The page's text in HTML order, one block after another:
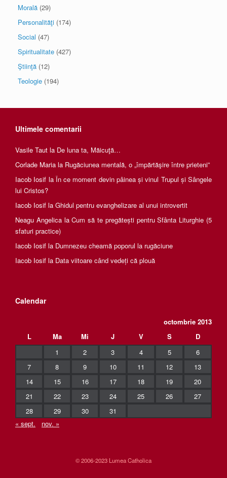
Morală (29)
Personalităţi (174)
Social (47)
Spiritualitate (427)
Ştiinţă (12)
Teologie (194)
Ultimele comentarii
Vasile Taut la De luna ta, Măicuţă…
Corlade Maria la Rugăciunea mentală, o „împărtăşire între prieteni”
Iacob Iosif la În ce moment devin pâinea și vinul Trupul și Sângele
lui Cristos?
Iacob Iosif la Ghidul pentru evanghelizare al unui introvertit
Neagu AngelicalaCum să te pregătești pentru Sfânta Liturghie (5
sfaturi practice)
Iacob Iosif la Dumnezeu cheamă poporul la rugăciune
Iacob Iosif la Data viitoare când vedeți că plouă
Calendar
octombrie 2013
L
Ma Mi J V S
D
1
2 3 4 5
6
7
8 9 10 11 12
13
14
15 16 17 18 19
20
21
22 23 24 25 26
27
28
29 30
31
« sept.
nov. »
© 2006-2023 Lumea Catholica